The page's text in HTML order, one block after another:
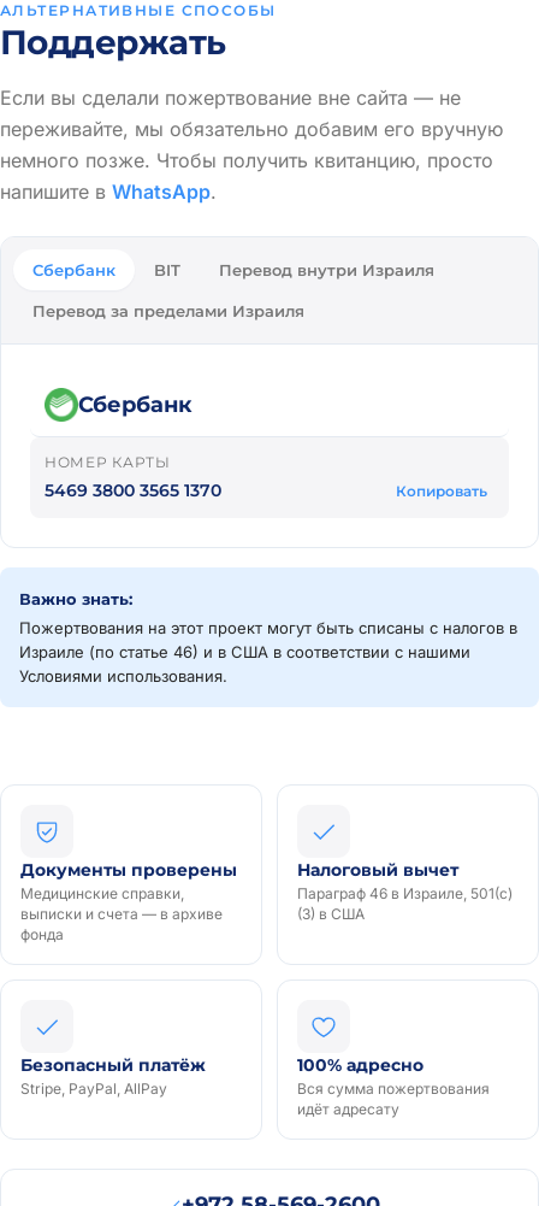
АЛЬТЕРНАТИВНЫЕ СПОСОБЫ
Поддержать
Если вы сделали пожертвование вне сайта — не
переживайте, мы обязательно добавим его вручную
немного позже. Чтобы получить квитанцию, просто
напишите в WhatsApp.
Сбербанк BIT Перевод внутри Израиля
Перевод за пределами Израиля
Сбербанк
НОМЕР КАРТЫ
5469 3800 3565 1370 Копировать
Важно знать:
Пожертвования на этот проект могут быть списаны с налогов в
Израиле (по статье 46) и в США в соответствии с нашими
Условиями использования.
Документы проверены
Медицинские справки,
выписки и счета — в архиве
фонда
Налоговый вычет
Параграф 46 в Израиле, 501(c)
(3) в США
Безопасный платёж
Stripe, PayPal, AllPay
100% адресно
Вся сумма пожертвования
идёт адресату
יצחק